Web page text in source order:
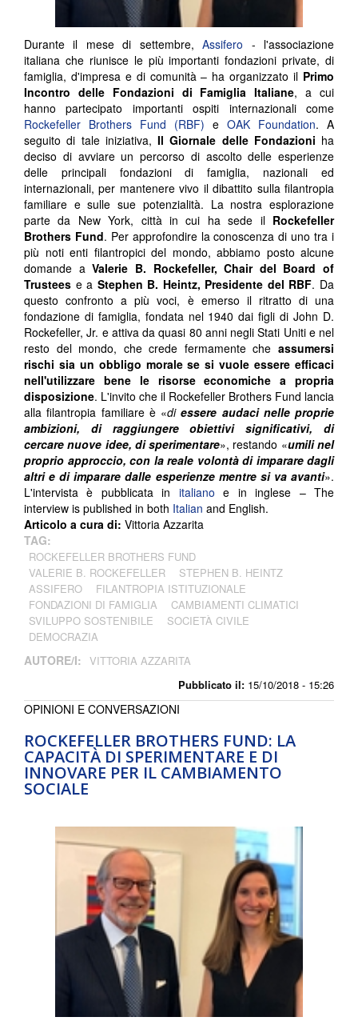
Pubblicato il: 15/10/2018 - 15:26
Durante il mese di settembre,Assifero - l'associazione
italiana che riunisce le più importanti fondazioni private, di
famiglia, d'impresa e di comunità – ha organizzato il Primo
Incontro delle Fondazioni di Famiglia Italiane, a cui
hanno partecipato importanti ospiti internazionali come
Rockefeller Brothers Fund (RBF) e OAK Foundation. A
seguito di tale iniziativa, Il Giornale delle Fondazioni ha
deciso di avviare un percorso di ascolto delle esperienze
delle principali fondazioni di famiglia, nazionali ed
internazionali, per mantenere vivo il dibattito sulla filantropia
familiare e sulle sue potenzialità. La nostra esplorazione
parte da New York, città in cui ha sede il Rockefeller
Brothers Fund. Per approfondire la conoscenza di uno tra i
più noti enti filantropici del mondo, abbiamo posto alcune
domande aValerie B. Rockefeller, Chair del Board of
Trustees e a Stephen B. Heintz, Presidente del RBF. Da
questo confronto a più voci, è emerso il ritratto di una
fondazione di famiglia, fondata nel 1940 dai figli di John D.
Rockefeller, Jr. e attiva da quasi 80 anni negli Stati Uniti e nel
resto del mondo, che crede fermamente che assumersi
rischi sia un obbligo morale se si vuole essere efficaci
nell'utilizzare bene le risorse economiche a propria
disposizione. L'invito che il Rockefeller Brothers Fund lancia
alla filantropia familiare è «diessere audaci nelle proprie
ambizioni, di raggiungere obiettivi significativi, di
cercare nuove idee, di sperimentare», restando «umili nel
proprio approccio, con la reale volontà di imparare dagli
altri e di imparare dalle esperienze mentre si va avanti».
L'intervista è pubblicata in italiano e in inglese – The
interview is published in both Italian and English.
Articolo a cura di: Vittoria Azzarita
TAG:
ROCKEFELLER BROTHERS FUND
VALERIE B. ROCKEFELLER
STEPHEN B. HEINTZ
ASSIFERO
FILANTROPIA ISTITUZIONALE
FONDAZIONI DI FAMIGLIA
CAMBIAMENTI CLIMATICI
SVILUPPO SOSTENIBILE
SOCIETÀ CIVILE
DEMOCRAZIA
AUTORE/I: VITTORIA AZZARITA
ROCKEFELLER BROTHERS FUND: LA
CAPACITÀ DI SPERIMENTARE E DI
INNOVARE PER IL CAMBIAMENTO
SOCIALE
OPINIONI E CONVERSAZIONI